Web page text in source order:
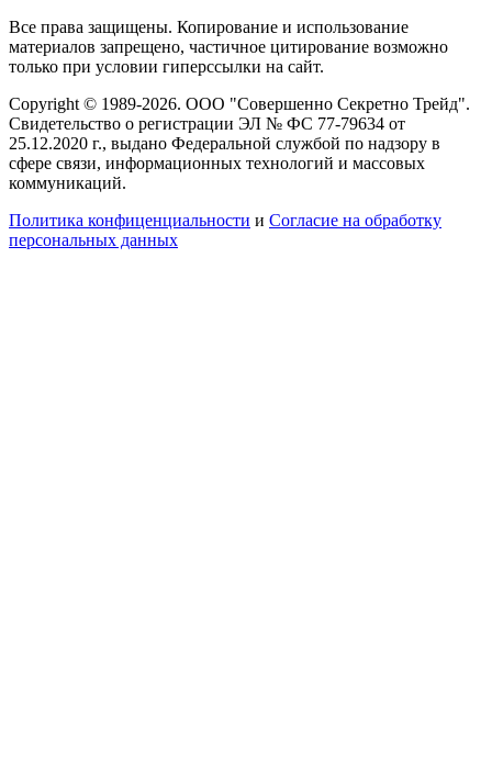
Все права защищены. Копирование и использование
материалов запрещено, частичное цитирование возможно
только при условии гиперссылки на сайт.
Copyright © 1989-2026. ООО "Совершенно Секретно Трейд".
Свидетельство о регистрации ЭЛ № ФС 77-79634 от
25.12.2020 г., выдано Федеральной службой по надзору в
сфере связи, информационных технологий и массовых
коммуникаций.
Политика конфиценциальности и Согласие на обработку
персональных данных